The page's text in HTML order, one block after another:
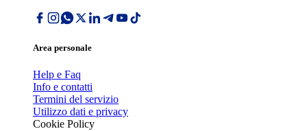
Area personale
Help e Faq
Info e contatti
Termini del servizio
Utilizzo dati e privacy
Cookie Policy